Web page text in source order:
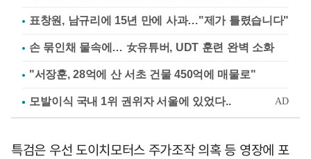
표창원, 남규리에 15년 만에 사과…"제가 틀렸습니다"
손 묶인채 물속에… 女유튜버, UDT 훈련 완벽 소화
"서장훈, 28억에 산 서초 건물 450억에 매물로"
특검은 우선 도이치모터스 주가조작 의혹 등 영장에 포